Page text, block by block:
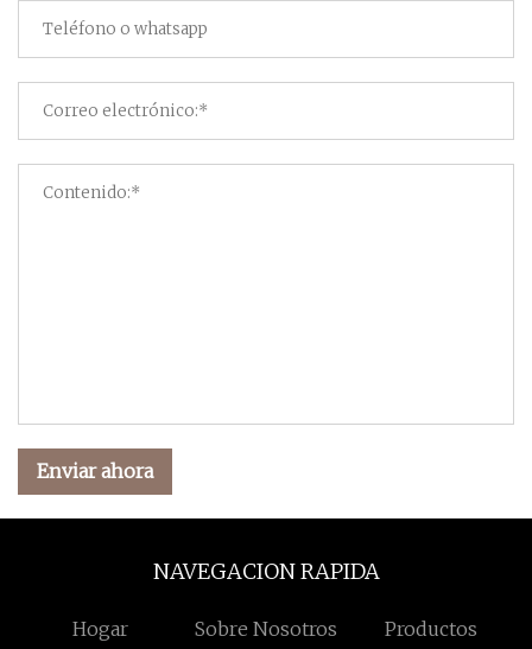
Enviar ahora
NAVEGACION RAPIDA
Hogar Sobre Nosotros Productos